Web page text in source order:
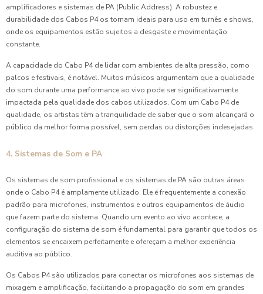
amplificadores e sistemas de PA (Public Address). A robustez e
durabilidade dos Cabos P4 os tornam ideais para uso em turnês e shows,
onde os equipamentos estão sujeitos a desgaste e movimentação
constante.
A capacidade do Cabo P4 de lidar com ambientes de alta pressão, como
palcos e festivais, é notável. Muitos músicos argumentam que a qualidade
do som durante uma performance ao vivo pode ser significativamente
impactada pela qualidade dos cabos utilizados. Com um Cabo P4 de
qualidade, os artistas têm a tranquilidade de saber que o som alcançará o
público da melhor forma possível, sem perdas ou distorções indesejadas.
4. Sistemas de Som e PA
Os sistemas de som profissional e os sistemas de PA são outras áreas
onde o Cabo P4 é amplamente utilizado. Ele é frequentemente a conexão
padrão para microfones, instrumentos e outros equipamentos de áudio
que fazem parte do sistema. Quando um evento ao vivo acontece, a
configuração do sistema de som é fundamental para garantir que todos os
elementos se encaixem perfeitamente e ofereçam a melhor experiência
auditiva ao público.
Os Cabos P4 são utilizados para conectar os microfones aos sistemas de
mixagem e amplificação, facilitando a propagação do som em grandes